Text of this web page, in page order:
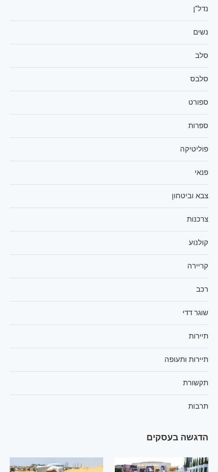
נדל"ן
נשים
סלב
סלבס
ספורט
ספרות
פוליטיקה
פנאי
צבא וביטחון
צרכנות
קולנוע
קריירה
רכב
שוגר דדי
תיירות
תיירות ותעופה
תקשורת
תרבות
הדגשה בעסקים